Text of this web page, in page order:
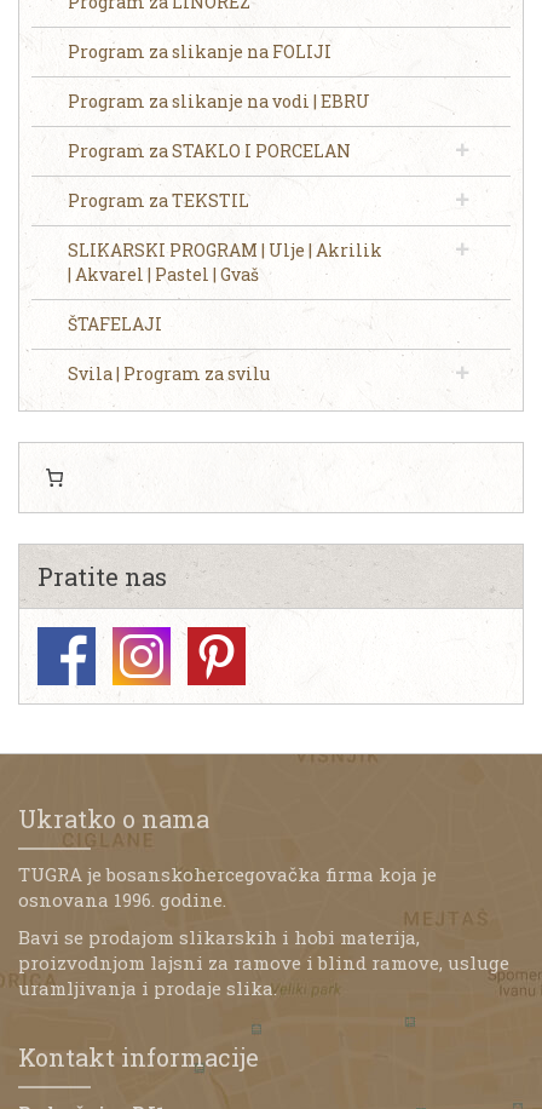
Program za slikanje na FOLIJI
Program za slikanje na vodi | EBRU
Program za STAKLO I PORCELAN
Program za TEKSTIL
SLIKARSKI PROGRAM | Ulje | Akrilik
| Akvarel | Pastel | Gvaš
ŠTAFELAJI
Svila | Program za svilu
Pratite nas
Ukratko o nama
TUGRA je bosanskohercegovačka firma koja je
osnovana 1996. godine.
Bavi se prodajom slikarskih i hobi materija,
proizvodnjom lajsni za ramove i blind ramove, usluge
uramljivanja i prodaje slika.
Kontakt informacije